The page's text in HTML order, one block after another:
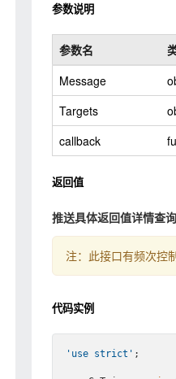
参数说明
参数名
Message
Targets
callback
返回值
推送具体返回值详情查
注：此接口有频次控
代码实例
'use strict' ;